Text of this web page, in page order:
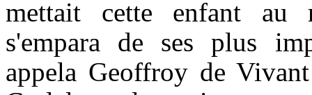
mettait cette enfant au
s'empara de ses plus
appela Geoffroy de